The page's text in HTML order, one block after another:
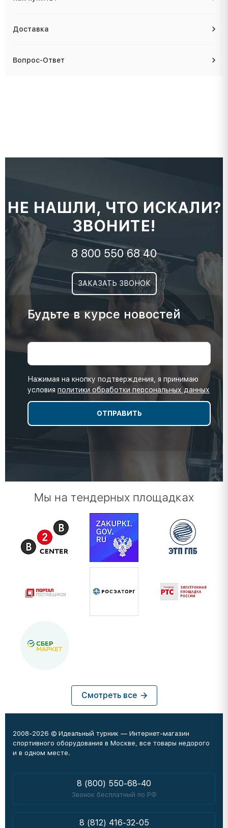
Доставка
Вопрос-Ответ
НЕ НАШЛИ, ЧТО ИСКАЛИ?
ЗВОНИТЕ!
8 800 550 68 40
ЗАКАЗАТЬ ЗВОНОК
Будьте в курсе новостей
Нажимая на кнопку подтверждения, я принимаю
условия политики обработки персональных данных
Мы на тендерных площадках
Смотреть все
2008-2026 © Идеальный турник — Интернет-магазин
спортивного оборудования в Москве, все товары недорого
и в одном месте.
8 (800) 550-68-40
Звонок бесплатный по РФ
8 (812) 416-32-05